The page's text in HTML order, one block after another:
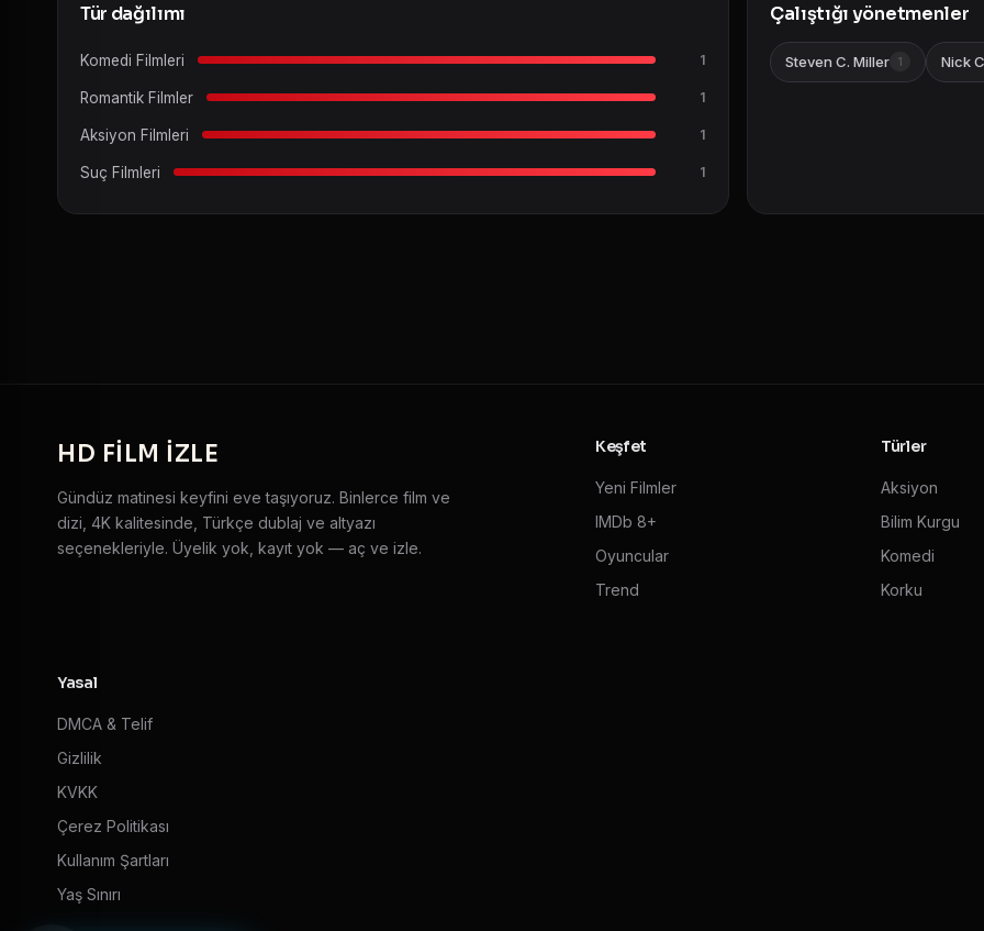
Tür dağılımı
Komedi Filmleri 1
Romantik Filmler 1
Aksiyon Filmleri 1
Suç Filmleri 1
Çalıştığı yönetmenler
Steven C. Miller 1 Nick
HD FILM IZLE
Gündüz matinesi keyfini eve taşıyoruz. Binlerce film ve
dizi, 4K kalitesinde, Türkçe dublaj ve altyazı
seçenekleriyle. Üyelik yok, kayıt yok — aç ve izle.
Keşfet
Yeni Filmler
IMDb 8+
Oyuncular
Trend
Türler
Aksiyon
Bilim Kurgu
Komedi
Korku
Yasal
DMCA & Telif
Gizlilik
KVKK
Çerez Politikası
Kullanım Şartları
Yaş Sınırı